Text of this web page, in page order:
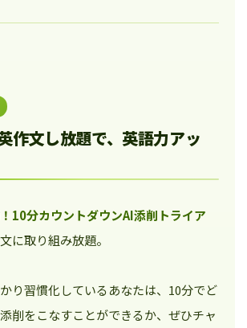
作文し放題で、英語力アッ
！10分カウントダウンAI添削トライア
に取り組み放題。
り習慣化しているあなたは、10分でど
削をこなすことができるか、ぜひチャ